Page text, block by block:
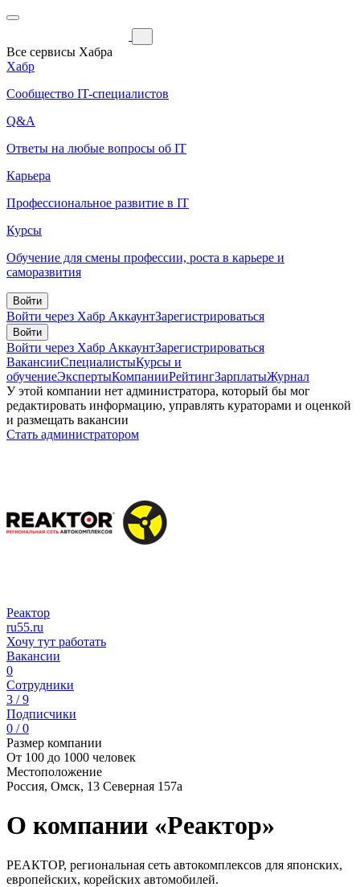
Все сервисы Хабра
Хабр
Сообщество IT-специалистов
Q&A
Ответы на любые вопросы об IT
Карьера
Профессиональное развитие в IT
Курсы
Обучение для смены профессии, роста в карьере и
саморазвития
Войти
Войти через Хабр АккаунтЗарегистрироваться
Войти
Войти через Хабр АккаунтЗарегистрироваться
ВакансииСпециалистыКурсы и
обучениеЭкспертыКомпанииРейтингЗарплатыЖурнал
У этой компании нет администратора, который бы мог
редактировать информацию, управлять кураторами и оценкой
и размещать вакансии
Стать администратором
Реактор
ru55.ru
Хочу тут работать
Вакансии
0
Сотрудники
3 / 9
Подписчики
0 / 0
Размер компании
От 100 до 1000 человек
Местоположение
Россия, Омск, 13 Северная 157а
О компании «Реактор»
РЕАКТОР, региональная сеть автокомплексов для японских,
европейских, корейских автомобилей.